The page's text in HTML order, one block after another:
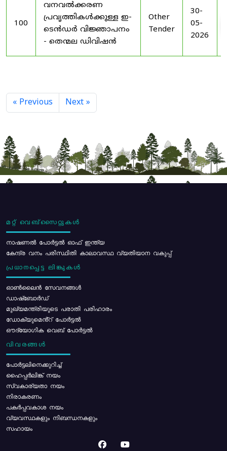
100
വനവൽക്കരണ
പ്രവൃത്തികൾക്കുള്ള ഇ-
ടെൻഡർ വിജ്ഞാപനം
- തെന്മല ഡിവിഷൻ
Other
Tender
30-
05-
2026
« Previous Next »
മറ്റ് വെബ്സൈറ്റുകൾ
നാഷണൽ പോർട്ടൽ ഓഫ് ഇന്ത്യ
കേന്ദ്ര വനം പരിസ്ഥിതി കാലാവസ്ഥ വ്യതിയാന വകുപ്പ്
പ്രധാനപ്പെട്ട ലിങ്കുകൾ
ഓൺലൈൻ സേവനങ്ങൾ
ഡാഷ്ബോർഡ്
മുഖ്യമന്ത്രിയുടെ പരാതി പരിഹാരം
ഡോക്യുമെൻ്റ് പോർട്ടൽ
ഔദ്യോഗിക വെബ് പോർട്ടൽ
വിവരങ്ങൾ
പോര്‍ട്ടലിനെക്കുറിച്ച്
ഹൈപ്പർലിങ്ക് നയം
സ്വകാര്യതാ നയം
നിരാകരണം
പകർപ്പവകാശ നയം
വ്യവസ്ഥകളും നിബന്ധനകളും
സഹായം